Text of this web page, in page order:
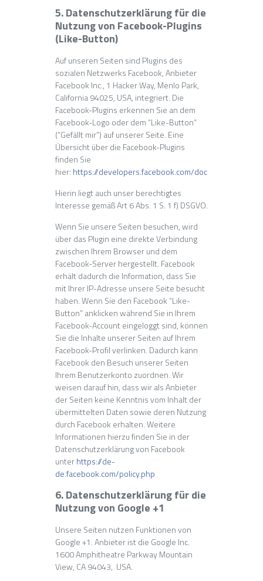
5. Datenschutzerklärung für die
Nutzung von Facebook-Plugins
(Like-Button)
Auf unseren Seiten sind Plugins des
sozialen Netzwerks Facebook, Anbieter
Facebook Inc., 1 Hacker Way, Menlo Park,
California 94025, USA, integriert. Die
Facebook-Plugins erkennen Sie an dem
Facebook-Logo oder dem “Like-Button”
(“Gefällt mir”) auf unserer Seite. Eine
Übersicht über die Facebook-Plugins
finden Sie
hier: https://developers.facebook.com/docs/plugins/
Hierin liegt auch unser berechtigtes
Interesse gemäß Art 6 Abs. 1 S. 1 f) DSGVO.
Wenn Sie unsere Seiten besuchen, wird
über das Plugin eine direkte Verbindung
zwischen Ihrem Browser und dem
Facebook-Server hergestellt. Facebook
erhält dadurch die Information, dass Sie
mit Ihrer IP-Adresse unsere Seite besucht
haben. Wenn Sie den Facebook “Like-
Button” anklicken während Sie in Ihrem
Facebook-Account eingeloggt sind, können
Sie die Inhalte unserer Seiten auf Ihrem
Facebook-Profil verlinken. Dadurch kann
Facebook den Besuch unserer Seiten
Ihrem Benutzerkonto zuordnen. Wir
weisen darauf hin, dass wir als Anbieter
der Seiten keine Kenntnis vom Inhalt der
übermittelten Daten sowie deren Nutzung
durch Facebook erhalten. Weitere
Informationen hierzu finden Sie in der
Datenschutzerklärung von Facebook
unterhttps://de-
de.facebook.com/policy.php
6. Datenschutzerklärung für die
Nutzung von Google +1
Unsere Seiten nutzen Funktionen von
Google +1. Anbieter ist die Google Inc.
1600 Amphitheatre Parkway Mountain
View, CA 94043, USA.